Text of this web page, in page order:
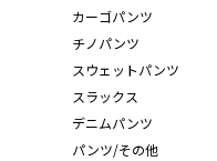
カーゴパンツ
チノパンツ
スウェットパンツ
スラックス
デニムパンツ
パンツ/その他